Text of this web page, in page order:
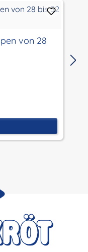
von 28